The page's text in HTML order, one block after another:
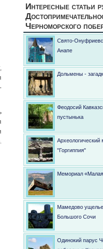
Интересные статьи
Черноморского
Свято-
Анапе
Дольмены -
Феодосий
пустынька
Археологический
"Горгиппия"
Мемориал
Мамедово
Большого Сочи
Одинокий парус